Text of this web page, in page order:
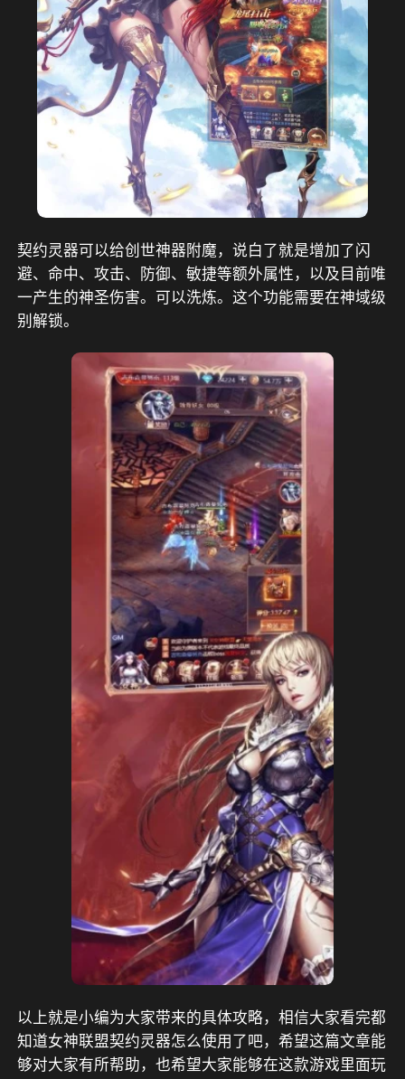
契约灵器可以给创世神器附魔，说白了就是增加了闪
避、命中、攻击、防御、敏捷等额外属性，以及目前唯
一产生的神圣伤害。可以洗炼。这个功能需要在神域级
别解锁。
以上就是小编为大家带来的具体攻略，相信大家看完都
知道女神联盟契约灵器怎么使用了吧，希望这篇文章能
够对大家有所帮助，也希望大家能够在这款游戏里面玩